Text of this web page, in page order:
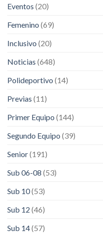
Eventos (20)
Femenino (69)
Inclusivo (20)
Noticias (648)
Polideportivo (14)
Previas (11)
Primer Equipo (144)
Segundo Equipo (39)
Senior(191)
Sub 06-08 (53)
Sub 10(53)
Sub 12 (46)
Sub 14(57)